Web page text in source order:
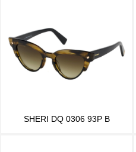
SHERI DQ 0306 93P B